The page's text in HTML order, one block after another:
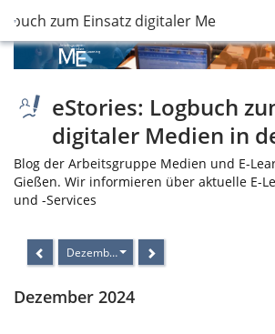
zum Einsatz digitaler Medien in
eStories: Logbuch
digitaler Medien in
Blog der Arbeitsgruppe Medien und E-
Gießen. Wir informieren über aktuelle E-
und -Services
Dezember 2024
Dezember 2024